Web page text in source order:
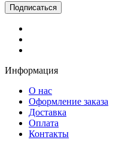
Информация
О нас
Оформление заказа
Доставка
Оплата
Контакты